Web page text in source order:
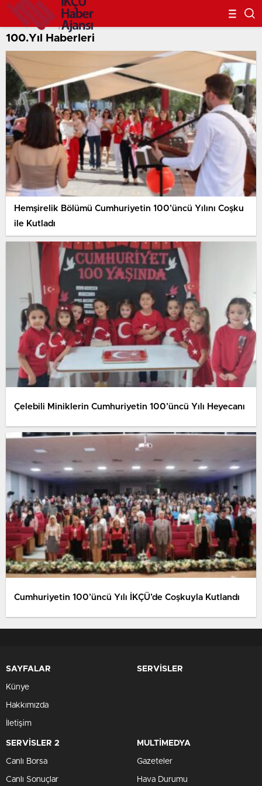
100.Yıl Haberleri
Hemşirelik Bölümü Cumhuriyetin 100’üncü Yılını Coşku
ile Kutladı
Çelebili Miniklerin Cumhuriyetin 100’üncü Yılı Heyecanı
Cumhuriyetin 100’üncü Yılı İKÇÜ’de Coşkuyla Kutlandı
SAYFALAR
Künye
Hakkımızda
İletişim
SERVİSLER
SERVİSLER 2
Canlı Borsa
Canlı Sonuçlar
MULTİMEDYA
Gazeteler
Hava Durumu